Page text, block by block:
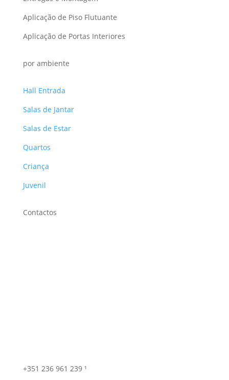
Aplicação de Piso Flutuante
Aplicação de Portas Interiores
por ambiente
Hall Entrada
Salas de Jantar
Salas de Estar
Quartos
Criança
Juvenil
Contactos
+351 236 961 239 ¹